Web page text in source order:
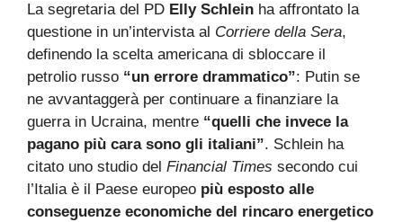
La segretaria del PD Elly Schlein ha affrontato la
questione in un’intervista al Corriere della Sera,
definendo la scelta americana di sbloccare il
petrolio russo “un errore drammatico”: Putin se
ne avvantaggerà per continuare a finanziare la
guerra in Ucraina, mentre “quelli che invece la
pagano più cara sono gli italiani”. Schlein ha
citato uno studio del Financial Times secondo cui
l’Italia è il Paese europeo più esposto alle
conseguenze economiche del rincaro energetico